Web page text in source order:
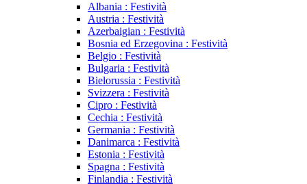
Albania : Festività
Austria : Festività
Azerbaigian : Festività
Bosnia ed Erzegovina : Festività
Belgio : Festività
Bulgaria : Festività
Bielorussia : Festività
Svizzera : Festività
Cipro : Festività
Cechia : Festività
Germania : Festività
Danimarca : Festività
Estonia : Festività
Spagna : Festività
Finlandia : Festività